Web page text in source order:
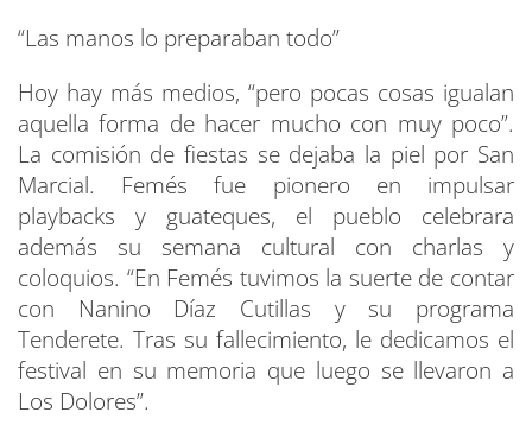
“Las manos lo preparaban todo”
Hoy hay más medios, “pero pocas cosas igualan
aquella forma de hacer mucho con muy poco”.
La comisión de fiestas se dejaba la piel por San
Marcial. Femés fue pionero en impulsar
playbacks y guateques, el pueblo celebrara
además su semana cultural con charlas y
coloquios. “En Femés tuvimos la suerte de contar
con Nanino Díaz Cutillas y su programa
Tenderete. Tras su fallecimiento, le dedicamos el
festival en su memoria que luego se llevaron a
Los Dolores”.